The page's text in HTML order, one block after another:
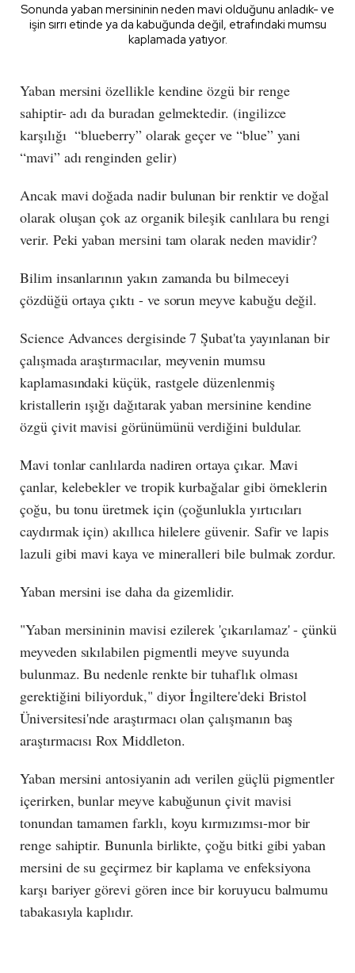
Sonunda yaban mersininin neden mavi olduğunu anladık- ve
işin sırrı etinde ya da kabuğunda değil, etrafındaki mumsu
kaplamada yatıyor.
Yaban mersini özellikle kendine özgü bir renge
sahiptir- adı da buradan gelmektedir. (ingilizce
karşılığı “blueberry” olarak geçer ve “blue” yani
“mavi” adı renginden gelir)
Ancak mavi doğada nadir bulunan bir renktir ve doğal
olarak oluşan çok az organik bileşik canlılara bu rengi
verir. Peki yaban mersini tam olarak neden mavidir?
Bilim insanlarının yakın zamanda bu bilmeceyi
çözdüğü ortaya çıktı - ve sorun meyve kabuğu değil.
Science Advances dergisinde 7 Şubat'ta yayınlanan bir
çalışmada araştırmacılar, meyvenin mumsu
kaplamasındaki küçük, rastgele düzenlenmiş
kristallerin ışığı dağıtarak yaban mersinine kendine
özgü çivit mavisi görünümünü verdiğini buldular.
Mavi tonlar canlılarda nadiren ortaya çıkar. Mavi
çanlar, kelebekler ve tropik kurbağalar gibi örneklerin
çoğu, bu tonu üretmek için (çoğunlukla yırtıcıları
caydırmak için) akıllıca hilelere güvenir. Safir ve lapis
lazuli gibi mavi kaya ve mineralleri bile bulmak zordur.
Yaban mersini ise daha da gizemlidir.
"Yaban mersininin mavisi ezilerek 'çıkarılamaz' - çünkü
meyveden sıkılabilen pigmentli meyve suyunda
bulunmaz. Bu nedenle renkte bir tuhaflık olması
gerektiğini biliyorduk," diyor İngiltere'deki Bristol
Üniversitesi'nde araştırmacı olan çalışmanın baş
araştırmacısı Rox Middleton.
Yaban mersini antosiyanin adı verilen güçlü pigmentler
içerirken, bunlar meyve kabuğunun çivit mavisi
tonundan tamamen farklı, koyu kırmızımsı-mor bir
renge sahiptir. Bununla birlikte, çoğu bitki gibi yaban
mersini de su geçirmez bir kaplama ve enfeksiyona
karşı bariyer görevi gören ince bir koruyucu balmumu
tabakasıyla kaplıdır.